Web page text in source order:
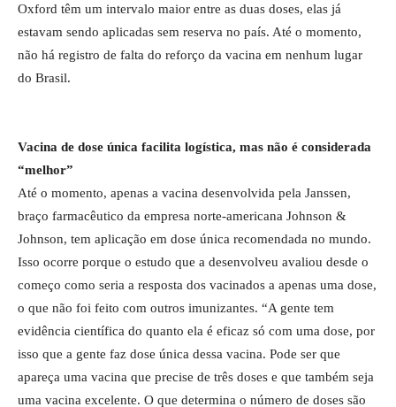
Oxford têm um intervalo maior entre as duas doses, elas já
estavam sendo aplicadas sem reserva no país. Até o momento,
não há registro de falta do reforço da vacina em nenhum lugar
do Brasil.
Vacina de dose única facilita logística, mas não é considerada
“melhor”
Até o momento, apenas a vacina desenvolvida pela Janssen,
braço farmacêutico da empresa norte-americana Johnson &
Johnson, tem aplicação em dose única recomendada no mundo.
Isso ocorre porque o estudo que a desenvolveu avaliou desde o
começo como seria a resposta dos vacinados a apenas uma dose,
o que não foi feito com outros imunizantes. “A gente tem
evidência científica do quanto ela é eficaz só com uma dose, por
isso que a gente faz dose única dessa vacina. Pode ser que
apareça uma vacina que precise de três doses e que também seja
uma vacina excelente. O que determina o número de doses são